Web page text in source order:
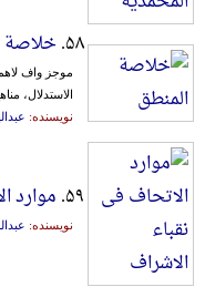
۵۸. خلاصة
موجز واف
الاستدلال،
نویسنده:
۵۹. موارد
نویسنده: